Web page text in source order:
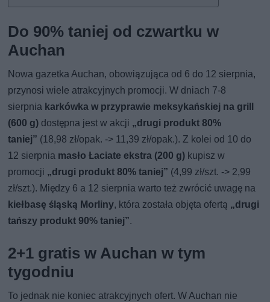
Do 90% taniej od czwartku w
Auchan
Nowa gazetka Auchan, obowiązująca od 6 do 12 sierpnia,
przynosi wiele atrakcyjnych promocji. W dniach 7-8
sierpnia karkówka w przyprawie meksykańskiej na grill
(600 g) dostępna jest w akcji „drugi produkt 80%
taniej” (18,98 zł/opak. -> 11,39 zł/opak.). Z kolei od 10 do
12 sierpnia masło Łaciate ekstra (200 g) kupisz w
promocji „drugi produkt 80% taniej” (4,99 zł/szt. -> 2,99
zł/szt.). Między 6 a 12 sierpnia warto też zwrócić uwagę na
kiełbasę śląską Morliny, która została objęta ofertą „drugi
tańszy produkt 90% taniej”.
2+1 gratis w Auchan w tym
tygodniu
To jednak nie koniec atrakcyjnych ofert. W Auchan nie